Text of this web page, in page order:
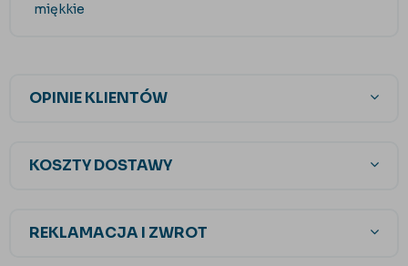
miękkie
OPINIE KLIENTÓW
KOSZTY DOSTAWY
REKLAMACJA I ZWROT